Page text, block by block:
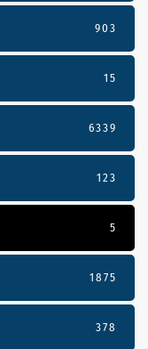
903
15
6339
123
5
1875
378